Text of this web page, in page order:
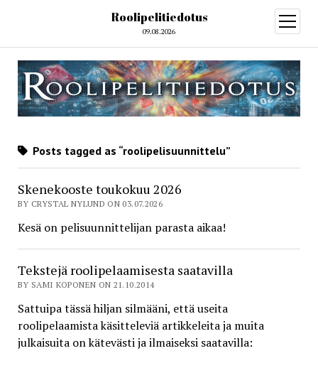
Roolipelitiedotus
09.08.2026
open
menu
Posts tagged as “roolipelisuunnittelu”
Skenekooste toukokuu 2026
BY CRYSTAL NYLUND ON 03.07.2026
Kesä on pelisuunnittelijan parasta aikaa!
Tekstejä roolipelaamisesta saatavilla
BY SAMI KOPONEN ON 21.10.2014
Sattuipa tässä hiljan silmääni, että useita
roolipelaamista käsitteleviä artikkeleita ja muita
julkaisuita on kätevästi ja ilmaiseksi saatavilla: